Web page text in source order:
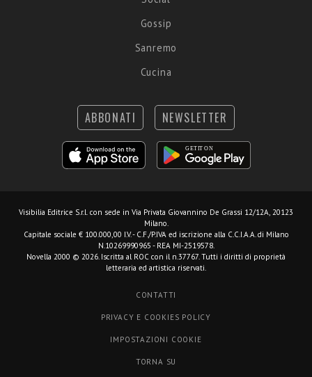
Gossip
Sanremo
Cucina
ABBONATI NEWSLETTER
Visibilia Editrice S.r.l. con sede in Via Privata Giovannino De Grassi 12/12A, 20123
Milano.
Capitale sociale € 100.000,00 I.V. - C.F./P.IVA ed iscrizione alla C.C.I.A.A. di Milano
N.10269990965 - REA MI-2519578.
Novella 2000 © 2026. Iscritta al ROC con il n.37767. Tutti i diritti di proprietà
letteraria ed artistica riservati.
CONTATTI
PRIVACY E COOKIES POLICY
IMPOSTAZIONI COOKIE
TORNA SU